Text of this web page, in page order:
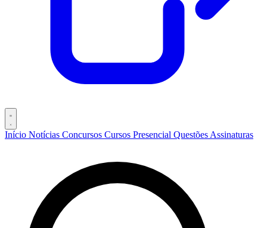
Início Notícias Concursos Cursos Presencial Questões Assinaturas